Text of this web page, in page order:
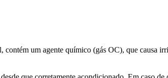
contém um agente químico (gás OC), que causa